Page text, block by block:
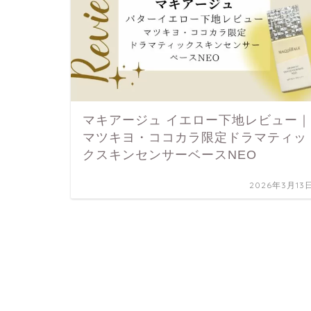
マキアージュ イエロー下地レビュー｜
マツキヨ・ココカラ限定ドラマティッ
クスキンセンサーベースNEO
2026年3月13